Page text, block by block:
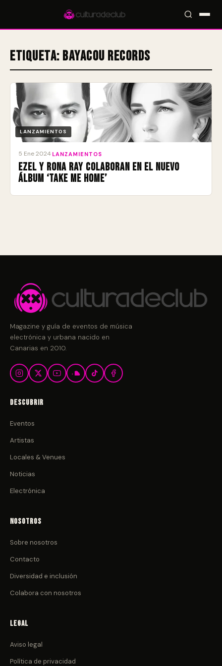
Accesos rápidos: 🎪 Eventos🎤 Artistas📍 Locales📰 Magazine
Etiqueta: Bayacou Records
LANZAMIENTOS
5 Ene 2024 LANZAMIENTOS
Ezel y Rona Ray colaboran en el nuevo
álbum ‘Take Me Home’
Magazine y guía de eventos de música
electrónica y urbana nacido en
Canarias en 2010.
Descubrir
Eventos
Artistas
Locales & Venues
Noticias
Electrónica
Nosotros
Sobre nosotros
Contacto
Diversidad e inclusión
Colabora con nosotros
Legal
Aviso legal
Política de privacidad